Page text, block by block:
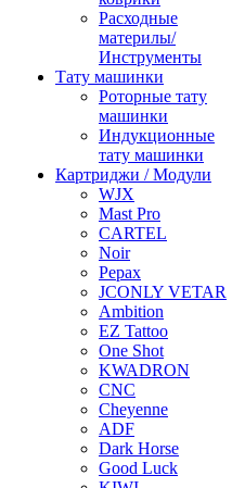
Расходные
материлы/
Инструменты
Тату машинки
Роторные тату
машинки
Индукционные
тату машинки
Картриджи / Модули
WJX
Mast Pro
CARTEL
Noir
Pepax
JCONLY VETAR
Ambition
EZ Tattoo
One Shot
KWADRON
CNC
Cheyenne
ADF
Dark Horse
Good Luck